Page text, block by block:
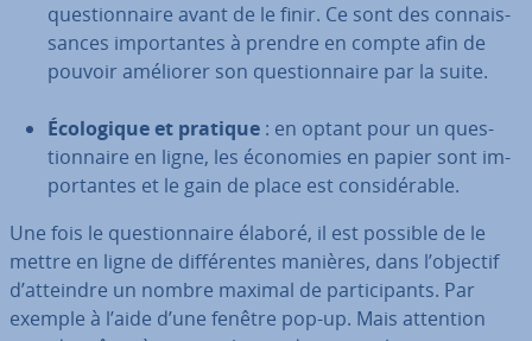
ques­tion­naire avant de le finir. Ce sont des con­nais­
sances im­por­tantes à prendre en compte afin de
pouvoir améliorer son ques­tion­naire par la suite.
Éco­lo­gique et pratique : en optant pour un ques­
tion­naire en ligne, les économies en papier sont im­
por­tantes et le gain de place est con­si­dé­rable.
Une fois le ques­tion­naire élaboré, il est possible de le
mettre en ligne de dif­fé­rentes manières, dans l’objectif
d’atteindre un nombre maximal de par­ti­ci­pants. Par
exemple à l’aide d’une fenêtre pop-up. Mais attention